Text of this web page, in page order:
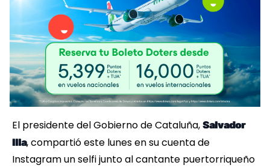
El presidente del Gobierno de Cataluña, Salvador
Illa, compartió este lunes en su cuenta de
Instagram un selfi junto al cantante puertorriqueño